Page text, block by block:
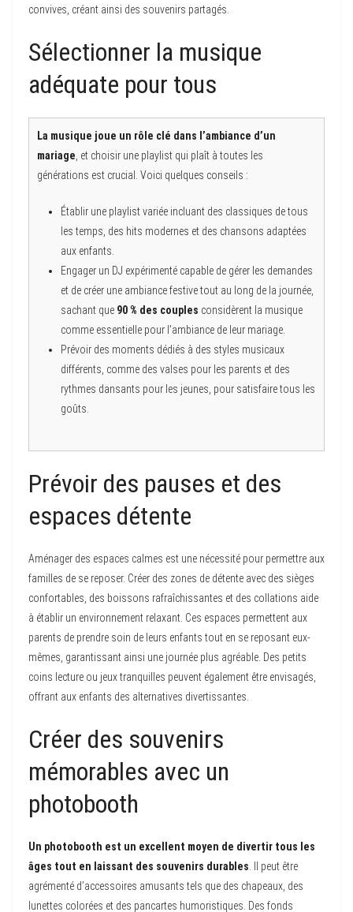
convives, créant ainsi des souvenirs partagés.
Sélectionner la musique
adéquate pour tous
La musique joue un rôle clé dans l’ambiance d’un
mariage , et choisir une playlist qui plaît à toutes les
générations est crucial. Voici quelques conseils :
Établir une playlist variée incluant des classiques de tous
les temps, des hits modernes et des chansons adaptées
aux enfants.
Engager un DJ expérimenté capable de gérer les demandes
et de créer une ambiance festive tout au long de la journée,
sachant que 90 % des couples considèrent la musique
comme essentielle pour l’ambiance de leur mariage.
Prévoir des moments dédiés à des styles musicaux
différents, comme des valses pour les parents et des
rythmes dansants pour les jeunes, pour satisfaire tous les
goûts.
Prévoir des pauses et des
espaces détente
Aménager des espaces calmes est une nécessité pour permettre aux
familles de se reposer. Créer des zones de détente avec des sièges
confortables, des boissons rafraîchissantes et des collations aide
à établir un environnement relaxant. Ces espaces permettent aux
parents de prendre soin de leurs enfants tout en se reposant eux-
mêmes, garantissant ainsi une journée plus agréable. Des petits
coins lecture ou jeux tranquilles peuvent également être envisagés,
offrant aux enfants des alternatives divertissantes.
Créer des souvenirs
mémorables avec un
photobooth
Un photobooth est un excellent moyen de divertir tous les
âges tout en laissant des souvenirs durables . Il peut être
agrémenté d’accessoires amusants tels que des chapeaux, des
lunettes colorées et des pancartes humoristiques. Des fonds